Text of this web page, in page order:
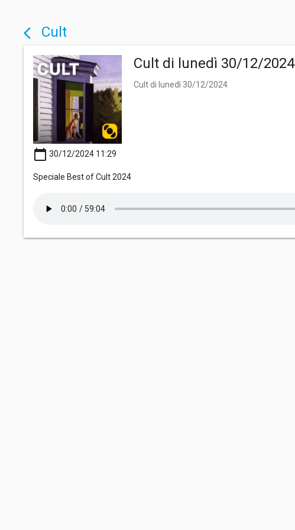
arrow_back_ios Cult
Cult di lunedì 30/12/2024
Cult di lunedì 30/12/2024
calendar_today 30/12/2024 11:29
Speciale Best of Cult 2024